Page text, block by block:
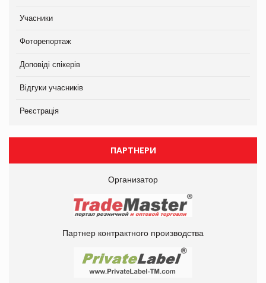
Учасники
Фоторепортаж
Доповіді спікерів
Відгуки учасників
Реєстрація
ПАРТНЕРИ
Организатор
Партнер контрактного производства